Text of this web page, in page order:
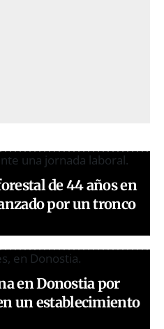
de 44 años en
por un tronco
en Donostia por
un establecimiento